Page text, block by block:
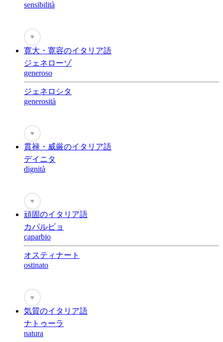
sensibilità
♥
寛大・寛容のイタリア語
ジェネローゾ
generoso
ジェネロシタ
generosità
♥
貫禄・威厳のイタリア語
デイニタ
dignità
♥
頑固のイタリア語
カパルビョ
caparbio
オスティナート
ostinato
♥
気質のイタリア語
ナトゥーラ
natura